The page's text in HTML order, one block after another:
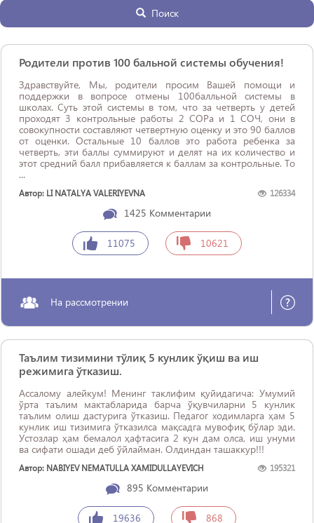
Поиск
Родители против 100 бальной системы обучения!
Здравствуйте, Мы, родители просим Вашей помощи и
поддержки в вопросе отмены 100балльной системы в
школах. Суть этой системы в том, что за четверть у детей
проходят 3 контрольные работы 2 СОРа и 1 СОЧ, они в
совокупности составляют четвертную оценку и это 90 баллов
от оценки. Остальные 10 баллов это работа ребенка за
четверть, эти баллы суммируют и делят на их количество и
этот средний балл прибавляется к баллам за контрольные. То
...
Автор: LI NATALYA VALERIYEVNA 126334
1425 Комментарии
11075 10621
На рассмотрении
Таълим тизимини тўлиқ 5 кунлик ўқиш ва иш
режимига ўтказиш.
Ассалому алейкум! Менинг таклифим қуйидагича: Умумий
ўрта таълим мактабларида барча ўқувчиларни 5 кунлик
таълим олиш дастурига ўтказиш. Педагог ходимларга ҳам 5
кунлик иш тизимига ўтказилса мақсадга мувофиқ бўлар эди.
Устозлар ҳам бемалол ҳафтасига 2 кун дам олса, иш унуми
ва сифати ошади деб ўйлайман. Олдиндан ташаккур!!!
Автор: NABIYEV NEMATULLA XAMIDULLAYEVICH 195321
895 Комментарии
19636 868